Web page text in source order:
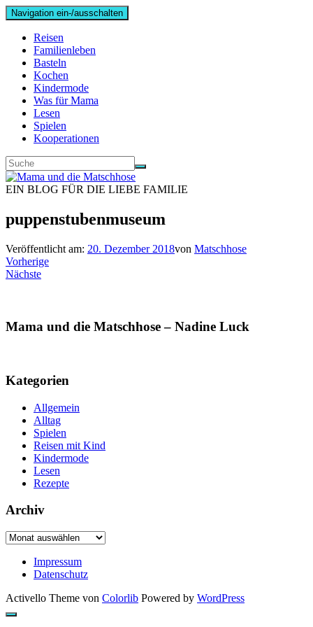
Navigation ein-/ausschalten
Reisen
Familienleben
Basteln
Kochen
Kindermode
Was für Mama
Lesen
Spielen
Kooperationen
EIN BLOG FÜR DIE LIEBE FAMILIE
puppenstubenmuseum
Veröffentlicht am: 20. Dezember 2018von Matschhose
Vorherige
Nächste
Mama und die Matschhose – Nadine Luck
Kategorien
Allgemein
Alltag
Spielen
Reisen mit Kind
Kindermode
Lesen
Rezepte
Archiv
Archiv
Impressum
Datenschutz
Activello Theme von Colorlib Powered by WordPress